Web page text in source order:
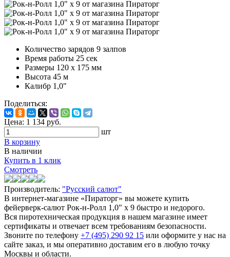
Количество зарядов 9 залпов
Время работы 25 сек
Размеры 120 х 175 мм
Высота 45 м
Калибр 1,0"
Поделиться:
Цена: 1 134 руб.
шт
В корзину
В наличии
Купить в 1 клик
Смотреть
Производитель: "Русский салют"
В интернет-магазине «Пираторг» вы можете купить
фейерверк-салют Рок-н-Ролл 1,0" х 9 быстро и недорого.
Вся пиротехническая продукция в нашем магазине имеет
сертификаты и отвечает всем требованиям безопасности.
Звоните по телефону +7 (495) 290 92 15 или оформите у нас на
сайте заказ, и мы оперативно доставим его в любую точку
Москвы и области.